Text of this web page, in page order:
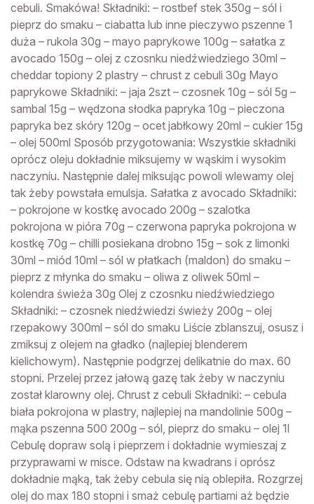
cebuli. Smakówa! Składniki: – rostbef stek 350g – sól i
pieprz do smaku – ciabatta lub inne pieczywo pszenne 1
duża – rukola 30g – mayo paprykowe 100g – sałatka z
avocado 150g – olej z czosnku niedźwiedziego 30ml –
cheddar topiony 2 plastry – chrust z cebuli 30g Mayo
paprykowe Składniki: – jaja 2szt – czosnek 10g – sól 5g –
sambal 15g – wędzona słodka papryka 10g – pieczona
papryka bez skóry 120g – ocet jabłkowy 20ml – cukier 15g
– olej 500ml Sposób przygotowania: Wszystkie składniki
oprócz oleju dokładnie miksujemy w wąskim i wysokim
naczyniu. Następnie dalej miksując powoli wlewamy olej
tak żeby powstała emulsja. Sałatka z avocado Składniki:
– pokrojone w kostkę avocado 200g – szalotka
pokrojona w pióra 70g – czerwona papryka pokrojona w
kostkę 70g – chilli posiekana drobno 15g – sok z limonki
30ml – miód 10ml – sól w płatkach (maldon) do smaku –
pieprz z młynka do smaku – oliwa z oliwek 50ml –
kolendra świeża 30g Olej z czosnku niedźwiedziego
Składniki: – czosnek niedźwiedzi świeży 200g – olej
rzepakowy 300ml – sól do smaku Liście zblanszuj, osusz i
zmiksuj z olejem na gładko (najlepiej blenderem
kielichowym). Następnie podgrzej delikatnie do max. 60
stopni. Przelej przez jałową gazę tak żeby w naczyniu
został klarowny olej. Chrust z cebuli Składniki: – cebula
biała pokrojona w plastry, najlepiej na mandolinie 500g –
mąka pszenna 500 200g – sól, pieprz do smaku – olej 1l
Cebulę dopraw solą i pieprzem i dokładnie wymieszaj z
przyprawami w misce. Odstaw na kwadrans i oprósz
dokładnie mąką, tak żeby cebula się nią oblepiła. Rozgrzej
olej do max 180 stopni i smaż cebulę partiami aż będzie